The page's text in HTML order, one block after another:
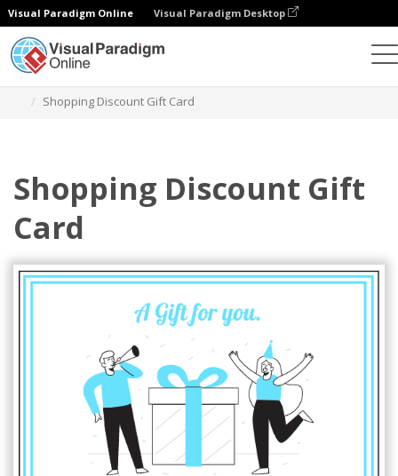
Visual Paradigm Online Visual Paradigm Desktop
Shopping Discount Gift Card
Shopping Discount Gift
Card